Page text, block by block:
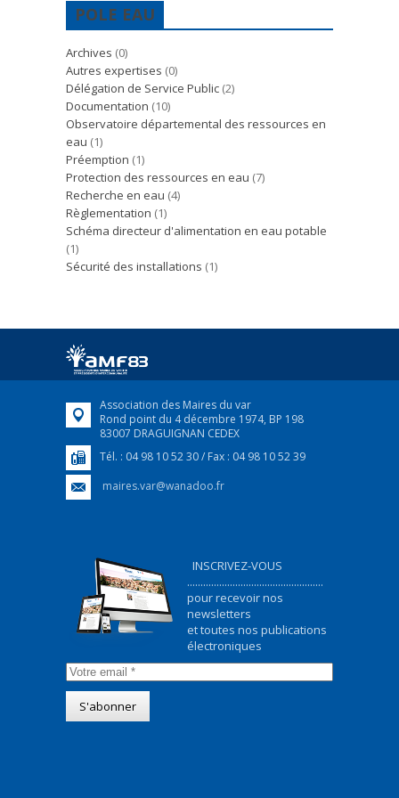
POLE EAU
Archives (0)
Autres expertises (0)
Délégation de Service Public (2)
Documentation (10)
Observatoire départemental des ressources en
eau (1)
Préemption (1)
Protection des ressources en eau (7)
Recherche en eau (4)
Règlementation (1)
Schéma directeur d'alimentation en eau potable
(1)
Sécurité des installations (1)
Association des Maires du var
Rond point du 4 décembre 1974, BP 198
83007 DRAGUIGNAN CEDEX
Tél. : 04 98 10 52 30 / Fax : 04 98 10 52 39
maires.var@wanadoo.fr
INSCRIVEZ-VOUS
...................................................
pour recevoir nos
newsletters
et toutes nos publications
électroniques